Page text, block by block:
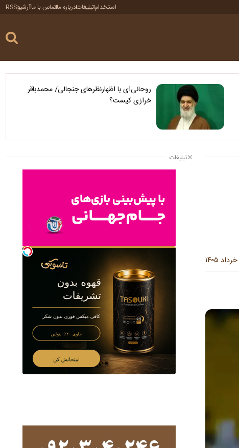
استخدامتبلیغاتدرباره ماتماس با ماآرشیوRSS
روحانی‌ای با اظهارنظرهای جنجالی/ محمدباقر
خرازی کیست؟
تبلیغات